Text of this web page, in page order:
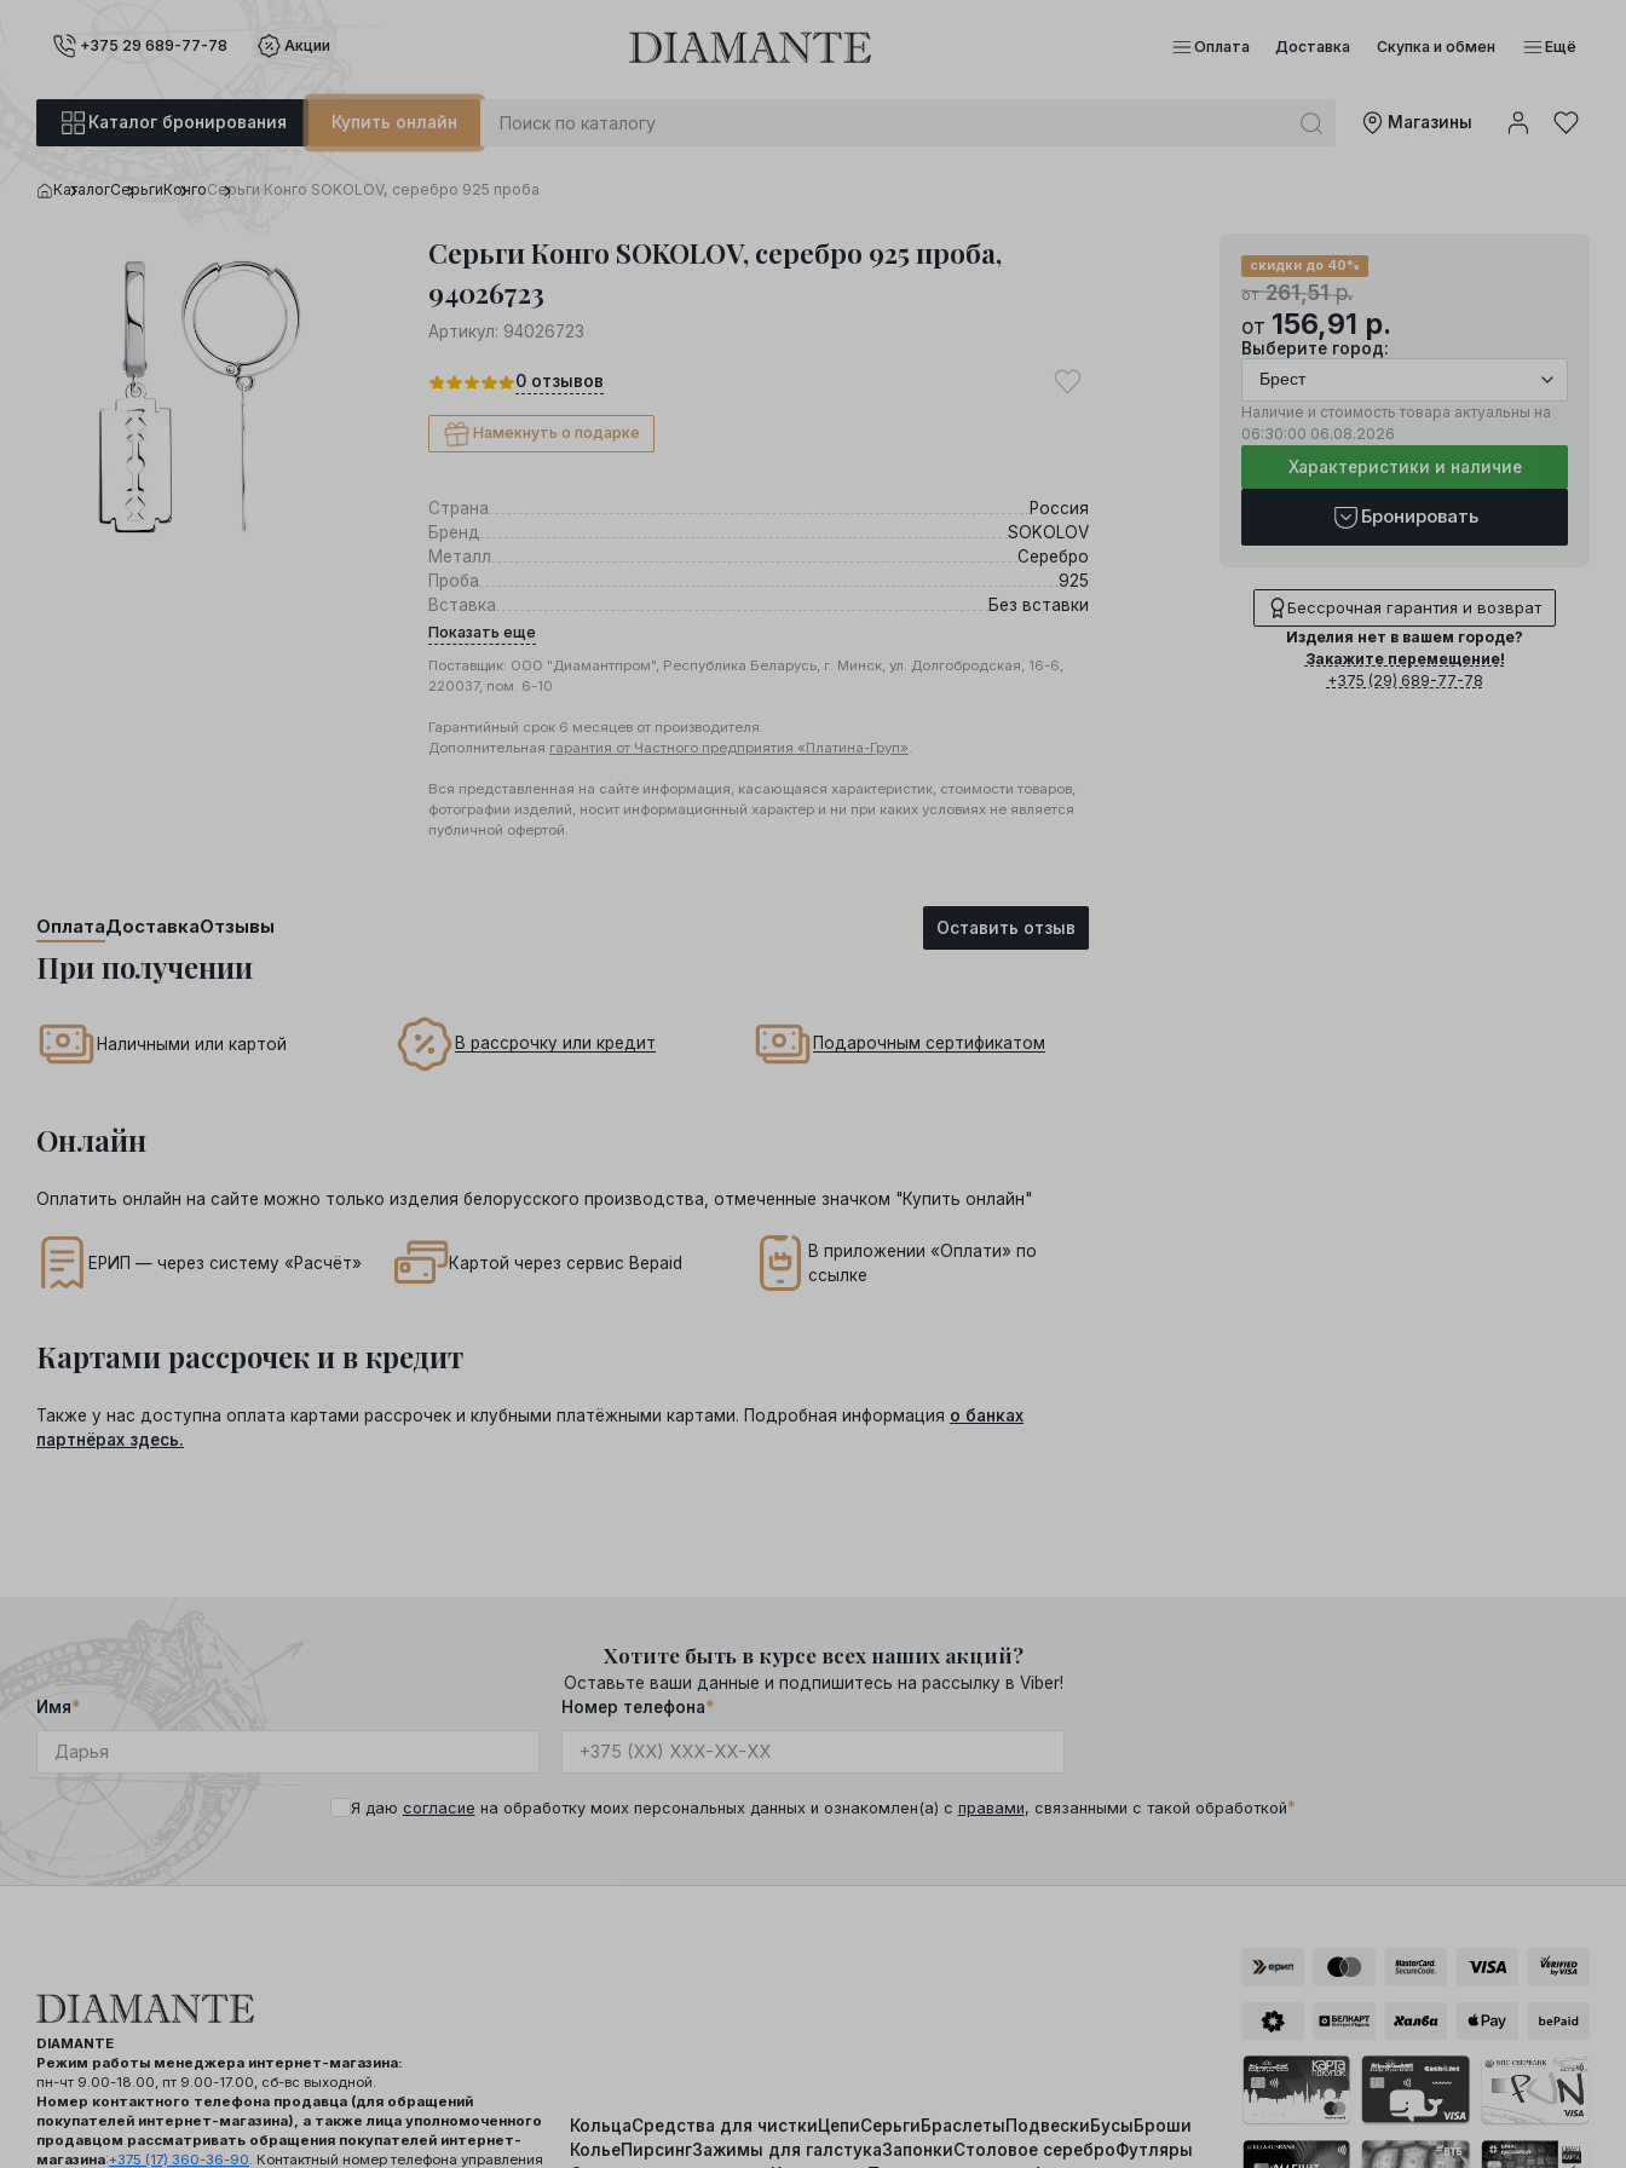
+375 29 689-77-78 Акции Оплата Доставка Скупка и обмен Ещё
Каталог бронирования Купить онлайн Mагазины
0 : 0 0
КаталогСерьгиКонгоСерьги Конго SOKOLOV, серебро 925 проба
Серьги Конго SOKOLOV, серебро 925 проба,
94026723
Артикул: 94026723
0 отзывов
Намекнуть о подарке
от261,51р.
скидки до 40%
от 156,91 р.
Выберите город:
Наличие и стоимость товара актуальны на
06:30:00 06.08.2026
Характеристики и наличие
Бронировать
Бессрочная гарантия и возврат
Изделия нет в вашем городе?
Закажите перемещение!
+375 (29) 689-77-78
Страна
Россия
Бренд
SOKOLOV
Металл
Серебро
Проба
925
Вставка
Без вставки
Показать еще
Поставщик: ООО "Диамантпром", Республика Беларусь, г. Минск, ул. Долгобродская, 16-6,
220037, пом. 6-10
Гарантийный срок 6 месяцев от производителя.
Дополнительная гарантия от Частного предприятия «Платина-Груп».
Вся представленная на сайте информация, касающаяся характеристик, стоимости товаров,
фотографии изделий, носит информационный характер и ни при каких условиях не является
публичной офертой.
Оплата
При получении
Наличными или картой В рассрочку или кредит Подарочным сертификатом
Онлайн
Оплатить онлайн на сайте можно только изделия белорусского производства, отмеченные значком "Купить онлайн"
ЕРИП — через систему «Расчёт» Картой через сервис Bepaid
В приложении «Оплати» по
ссылке
Картами рассрочек и в кредит
Также у нас доступна оплата картами рассрочек и клубными платёжными картами. Подробная информация о банках
партнёрах здесь.
ДоставкаОтзывы Оставить отзыв
Хотите быть в курсе всех наших акций?
Оставьте ваши данные и подпишитесь на рассылку в Viber!
Имя* Номер телефона*
Я даю согласие на обработку моих персональных данных и ознакомлен(а) с правами, связанными с такой обработкой*
DIAMANTE
Режим работы менеджера интернет-магазина:
пн-чт 9.00-18.00, пт 9.00-17.00, сб-вс выходной.
Номер контактного телефона продавца (для обращений
покупателей интернет-магазина), а также лица уполномоченного
продавцом рассматривать обращения покупателей интернет-
магазина:+375 (17) 360-36-90 . Контактный номер телефона управления
КольцаСредства для чисткиЦепиСерьгиБраслетыПодвескиБусыБроши
КольеПирсингЗажимы для галстукаЗапонкиСтоловое сереброФутляры